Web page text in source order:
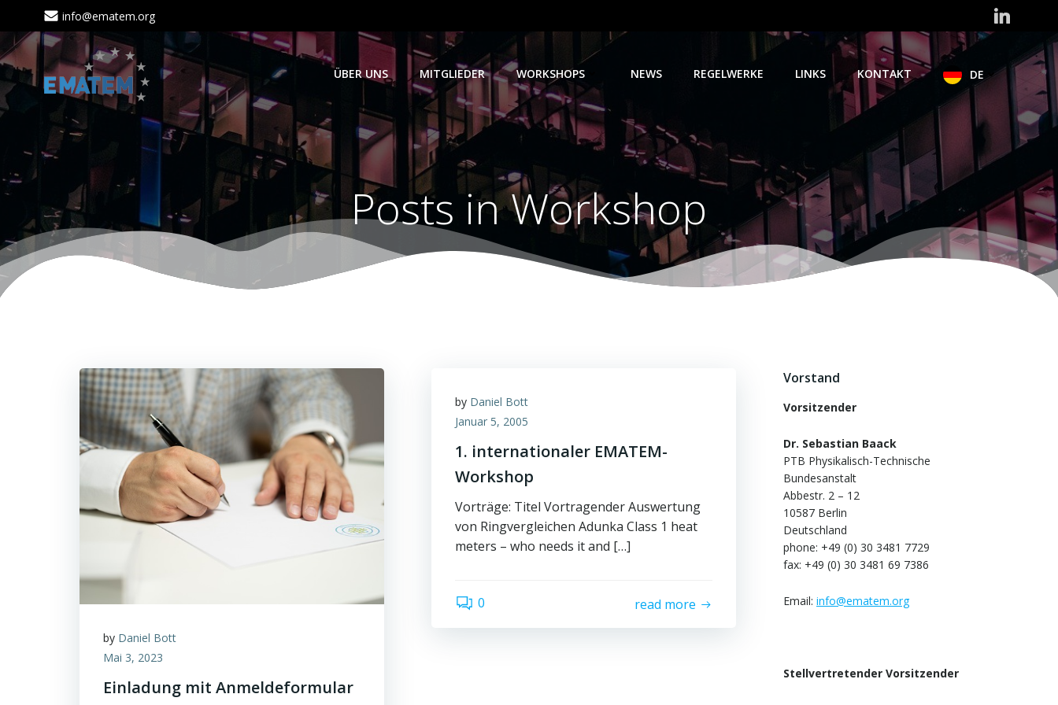
Inhalt
springen
info@ematem.org
ÜBER UNS MITGLIEDER WORKSHOPS NEWS REGELWERKE LINKS KONTAKT DE
Posts in Workshop
by Daniel Bott
Mai 3, 2023
Einladung mit Anmeldeformular
by Daniel Bott
Januar 5, 2005
1. internationaler EMATEM-
Workshop
Vorträge: Titel Vortragender Auswertung
von Ringvergleichen Adunka Class 1 heat
meters – who needs it and […]
0 read more
Vorstand
Vorsitzender
Dr. Sebastian Baack
PTB Physikalisch-Technische
Bundesanstalt
Abbestr. 2 – 12
10587 Berlin
Deutschland
phone: +49 (0) 30 3481 7729
fax: +49 (0) 30 3481 69 7386
Email: info@ematem.org
Stellvertretender Vorsitzender